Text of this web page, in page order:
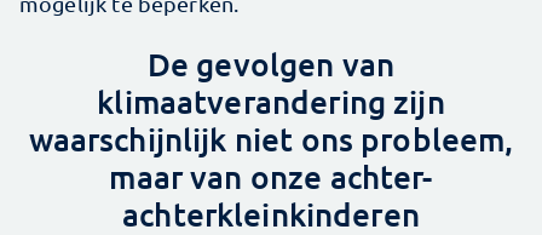
De gevolgen van
klimaatverandering zijn
waarschijnlijk niet ons probleem,
maar van onze achter-
achterkleinkinderen